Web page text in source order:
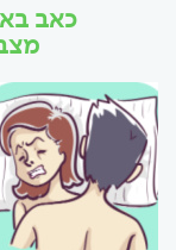
כאב